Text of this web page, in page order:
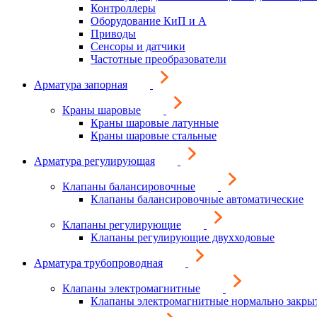
Контроллеры
Оборудование КиП и А
Приводы
Сенсоры и датчики
Частотные преобразователи
Арматура запорная
Краны шаровые
Краны шаровые латунные
Краны шаровые стальные
Арматура регулирующая
Клапаны балансировочные
Клапаны балансировочные автоматические
Клапаны регулирующие
Клапаны регулирующие двухходовые
Арматура трубопроводная
Клапаны электромагнитные
Клапаны электромагнитные нормально